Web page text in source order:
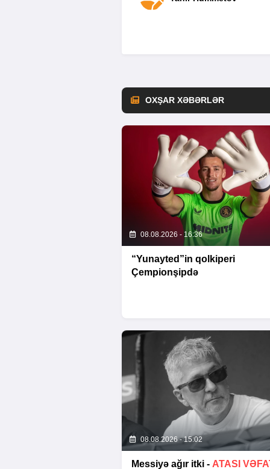
OXŞAR XƏBƏRLƏR
08.08.2026 - 16:36
“Yunayted”in qolkiperi
Çempionşipdə
08.08.2026 - 15:02
Messiyə ağır itki - ATASI